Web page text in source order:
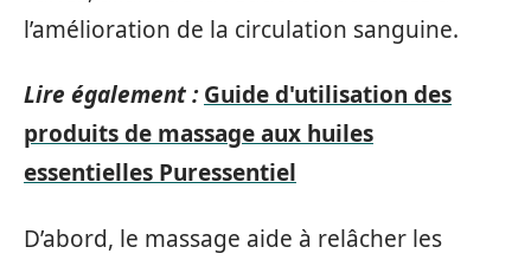
l’amélioration de la circulation sanguine.
Lire également : Guide d'utilisation des
produits de massage aux huiles
essentielles Puressentiel
D’abord, le massage aide à relâcher les